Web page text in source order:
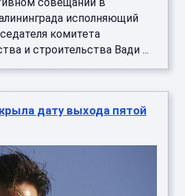
исполняющий
комитета
и строительства Вади ...
дату выхода пятой